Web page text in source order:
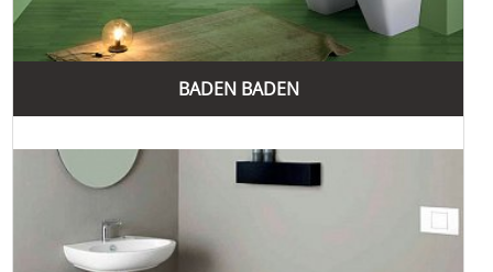
Бренд Simas пропонує кілька популярних колекцій, кожна
з яких вирізняється унікальним дизайном, високою якістю
та функціональністю. Ось деякі з найвідоміших колекцій
Simas, які забезпечують комфорт і елегантність у ваших
ванних кімнатах та кухнях.
колекція включає умивальники, унітази та біде з
мінімалістичним дизайном і гладкими поверхнями. Вироби
створюють відчуття простору і легкості.
Колекція "Flow" створена для тих, хто цінує органічні
BADEN BADEN